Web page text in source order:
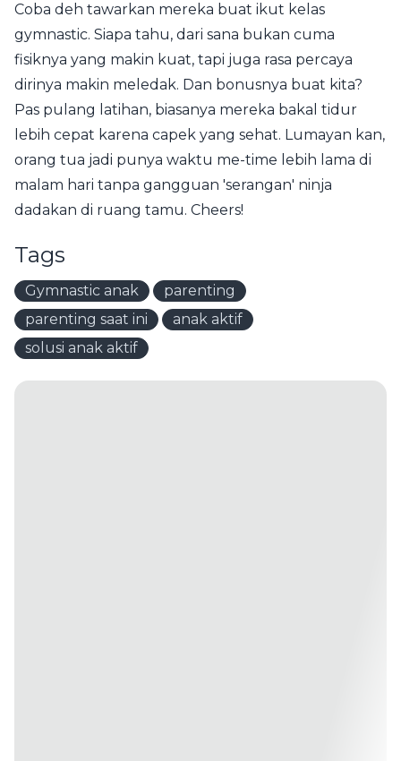
Coba deh tawarkan mereka buat ikut kelas
gymnastic. Siapa tahu, dari sana bukan cuma
fisiknya yang makin kuat, tapi juga rasa percaya
dirinya makin meledak. Dan bonusnya buat kita?
Pas pulang latihan, biasanya mereka bakal tidur
lebih cepat karena capek yang sehat. Lumayan kan,
orang tua jadi punya waktu me-time lebih lama di
malam hari tanpa gangguan 'serangan' ninja
dadakan di ruang tamu. Cheers!
Tags
Gymnastic anak
parenting
parenting saat ini
anak aktif
solusi anak aktif